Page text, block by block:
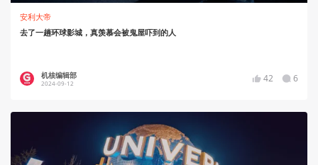
安利大帝
去了一趟环球影城，真羡慕会被鬼屋吓到的人
机核编辑部
2024-09-12 42 6